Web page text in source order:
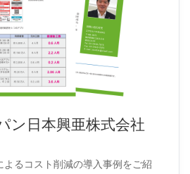
ン日本興亜株式会社
よるコスト削減の導入事例をご紹